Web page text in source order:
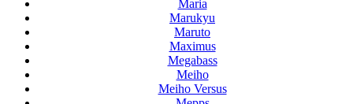
Maria
Marukyu
Maruto
Maximus
Megabass
Meiho
Meiho Versus